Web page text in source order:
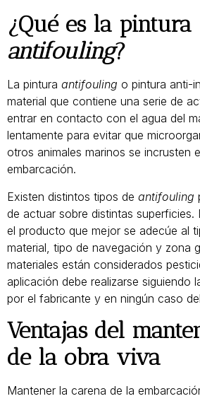
¿Qué es la pintura
antifouling?
La pintura antifouling o pintura anti-
material que contiene una serie de
entrar en contacto con el agua del
lentamente para evitar que
otros animales marinos se incrusten
embarcación.
Existen distintos tipos de antifouling
de actuar sobre distintas superficies.
el producto que mejor se adecúe al
material, tipo de navegación y zona
materiales están considerados
aplicación debe realizarse siguiendo
por el fabricante y en ningún caso
Ventajas del
de la obra viva
Mantener la carena de la